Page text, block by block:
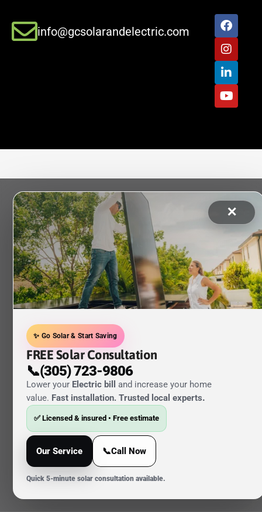
info@gcsolarandelectric.com
✕
✨ Go Solar & Start Saving
FREE Solar Consultation
📞(305) 723-9806
Lower your Electric bill
and increase your home
value. Fast installation. Trusted local experts.
✅ Licensed & insured • Free estimate
Our Service 📞Call Now
Quick 5-minute solar consultation available.